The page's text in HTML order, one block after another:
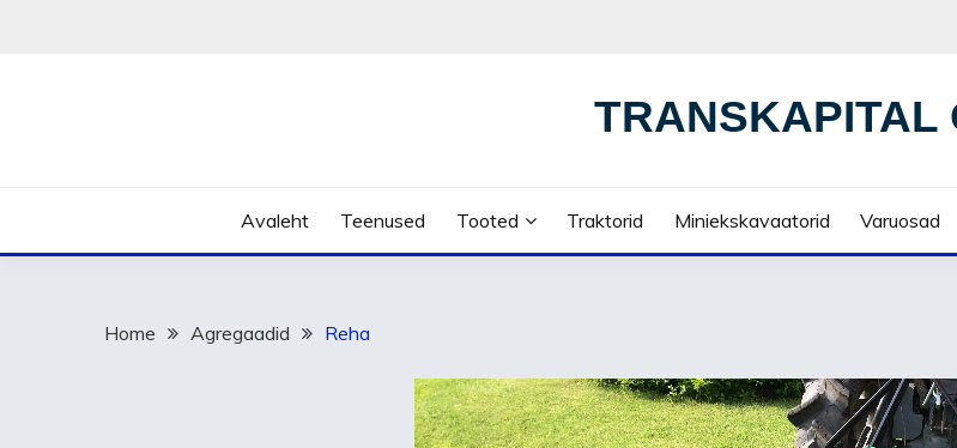
TRANSKAPITAL
Avaleht Teenused Tooted Traktorid Miniekskavaatorid Varuosad
Home Agregaadid Reha